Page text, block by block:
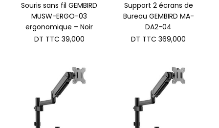
Souris sans fil GEMBIRD
MUSW-ERGO-03
ergonomique – Noir
DT TTC 39,000
Support 2 écrans de
Bureau GEMBIRD MA-
DA2-04
DT TTC 369,000